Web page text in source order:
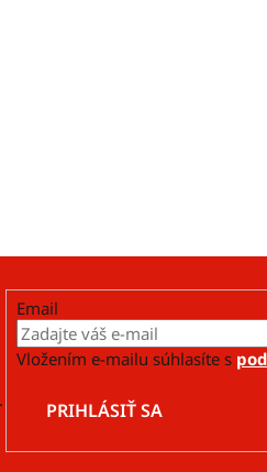
Email
Vložením e-mailu súhlasíte s
PRIHLÁSIŤ SA